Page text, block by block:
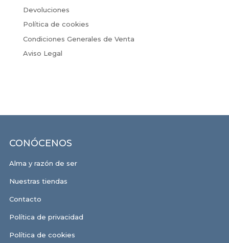
Devoluciones
Política de cookies
Condiciones Generales de Venta
Aviso Legal
CONÓCENOS
Alma y razón de ser
Nuestras tiendas
Contacto
Política de privacidad
Política de cookies